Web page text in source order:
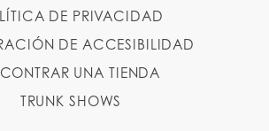
DE PRIVACIDAD
DE ACCESIBILIDAD
UNA TIENDA
TRUNK SHOWS